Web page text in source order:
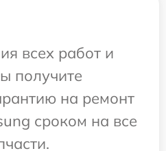
всех работ и
получите
на ремонт
сроком на все